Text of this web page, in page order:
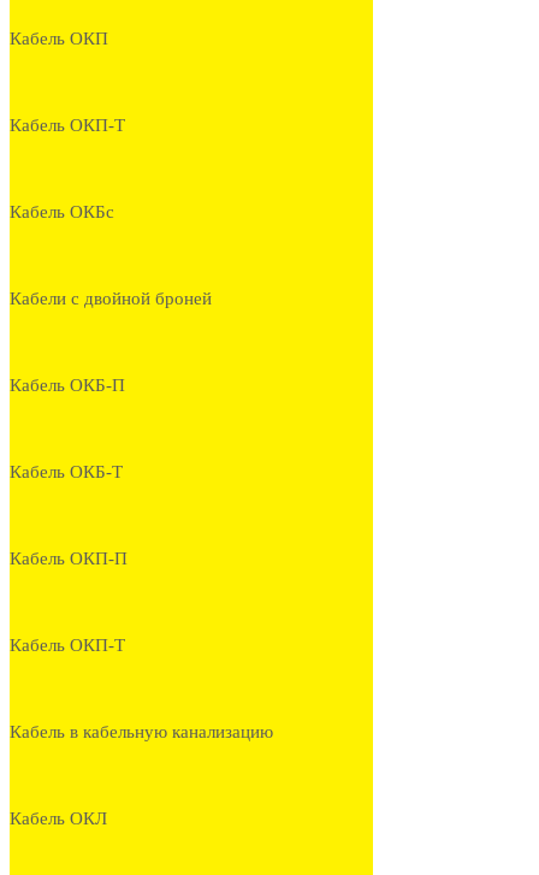
Кабель ОКП
Кабель ОКП-Т
Кабель ОКБс
Кабели с двойной броней
Кабель ОКБ-П
Кабель ОКБ-Т
Кабель ОКП-П
Кабель ОКП-Т
Кабель в кабельную канализацию
Кабель ОКЛ